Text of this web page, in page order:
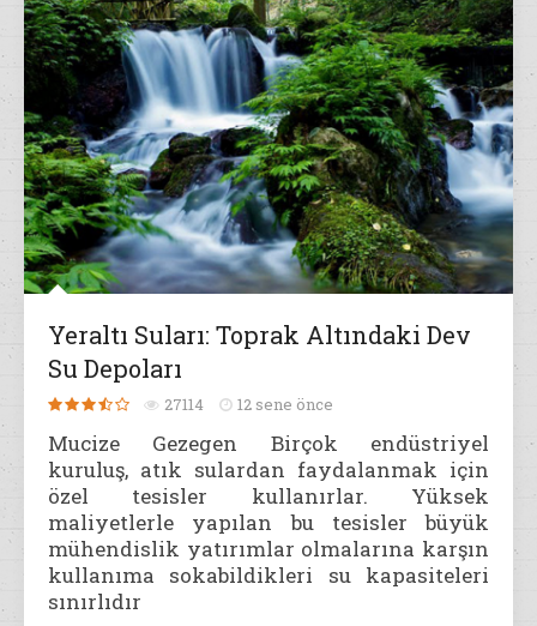
Yeraltı Suları: Toprak Altındaki Dev
Su Depoları
27114 12 sene önce
Mucize Gezegen Birçok endüstriyel
kuruluş, atık sulardan faydalanmak için
özel tesisler kullanırlar. Yüksek
maliyetlerle yapılan bu tesisler büyük
mühendislik yatırımlar olmalarına karşın
kullanıma sokabildikleri su kapasiteleri
sınırlıdır